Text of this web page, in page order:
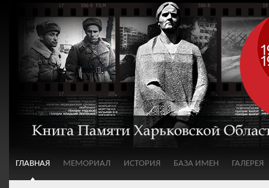
ГЛАВНАЯ МЕМОРИАЛ ИСТОРИЯ БАЗА ИМЕН ГАЛЕРЕЯ